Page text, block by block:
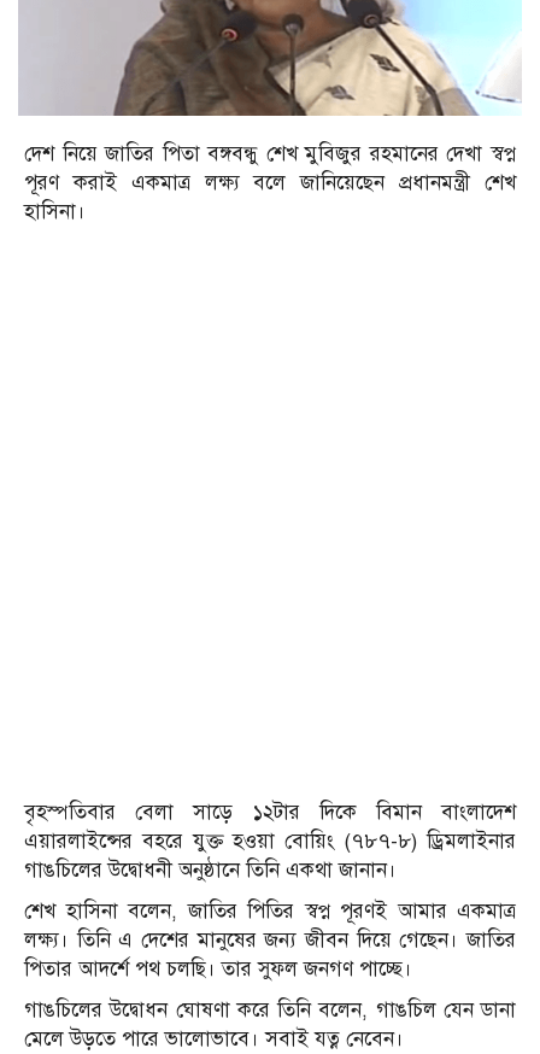
দেশ নিয়ে জাতির পিতা বঙ্গবন্ধু শেখ মুবিজুর রহমানের দেখা স্বপ্ন
পূরণ করাই একমাত্র লক্ষ্য বলে জানিয়েছেন প্রধানমন্ত্রী শেখ
হাসিনা।
বৃহস্পতিবার বেলা সাড়ে ১২টার দিকে বিমান বাংলাদেশ
এয়ারলাইন্সের বহরে যুক্ত হওয়া বোয়িং (৭৮৭-৮) ড্রিমলাইনার
গাঙচিলের উদ্বোধনী অনুষ্ঠানে তিনি একথা জানান।
শেখ হাসিনা বলেন, জাতির পিতির স্বপ্ন পূরণই আমার একমাত্র
লক্ষ্য। তিনি এ দেশের মানুষের জন্য জীবন দিয়ে গেছেন। জাতির
পিতার আদর্শে পথ চলছি। তার সুফল জনগণ পাচ্ছে।
গাঙচিলের উদ্বোধন ঘোষণা করে তিনি বলেন, গাঙচিল যেন ডানা
মেলে উড়তে পারে ভালোভাবে। সবাই যত্ন নেবেন।